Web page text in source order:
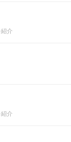
介
介